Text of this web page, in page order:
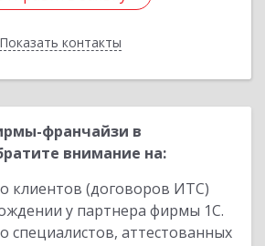
Показать контакты
Назад
франчайзи в
внимание на:
клиентов (договоров ИТС)
у партнера фирмы 1С.
специалистов, аттестованных